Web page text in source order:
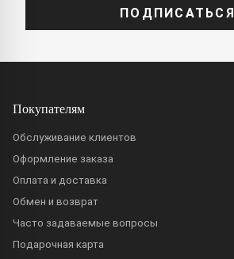
ПОДПИСАТЬСЯ
Покупателям
Обслуживание клиентов
Оформление заказа
Оплата и доставка
Обмен и возврат
Часто задаваемые вопросы
Подарочная карта